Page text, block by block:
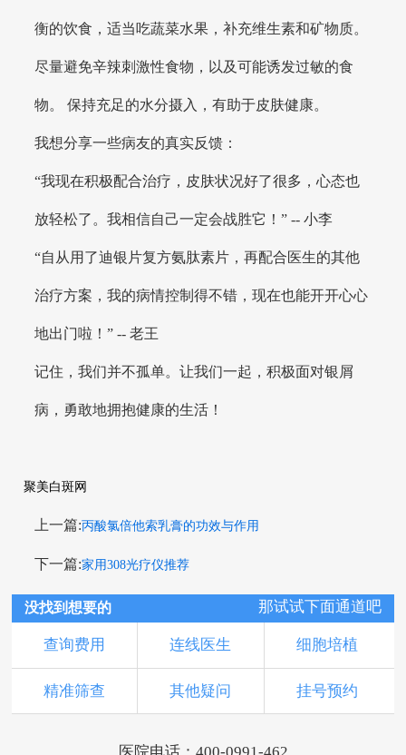
衡的饮食，适当吃蔬菜水果，补充维生素和矿物质。
尽量避免辛辣刺激性食物，以及可能诱发过敏的食
物。 保持充足的水分摄入，有助于皮肤健康。
我想分享一些病友的真实反馈：
“我现在积极配合治疗，皮肤状况好了很多，心态也
放轻松了。我相信自己一定会战胜它！” -- 小李
“自从用了迪银片复方氨肽素片，再配合医生的其他
治疗方案，我的病情控制得不错，现在也能开开心心
地出门啦！” -- 老王
记住，我们并不孤单。让我们一起，积极面对银屑
病，勇敢地拥抱健康的生活！
聚美白斑网
上一篇:丙酸氯倍他索乳膏的功效与作用
下一篇:家用308光疗仪推荐
没找到想要的 那试试下面通道吧
查询费用 连线医生 细胞培植
精准筛查 其他疑问 挂号预约